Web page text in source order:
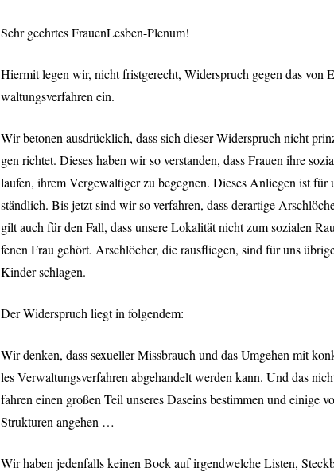
Sehr geehrtes FrauenLesben-Plenum!
Hiermit legen wir, nicht fristgerecht, Widerspruch gegen das von
waltungsverfahren ein.
Wir betonen ausdrücklich, dass sich dieser Widerspruch nicht
gen richtet. Dieses haben wir so verstanden, dass Frauen ihre
laufen, ihrem Vergewaltiger zu begegnen. Dieses Anliegen ist für
ständlich. Bis jetzt sind wir so verfahren, dass derartige
gilt auch für den Fall, dass unsere Lokalität nicht zum sozialen
fenen Frau gehört. Arschlöcher, die rausfliegen, sind für uns
Kinder schlagen.
Der Widerspruch liegt in folgendem:
Wir denken, dass sexueller Missbrauch und das Umgehen mit
les Verwaltungsverfahren abgehandelt werden kann. Und das
fahren einen großen Teil unseres Daseins bestimmen und einige
Strukturen angehen …
Wir haben jedenfalls keinen Bock auf irgendwelche Listen,